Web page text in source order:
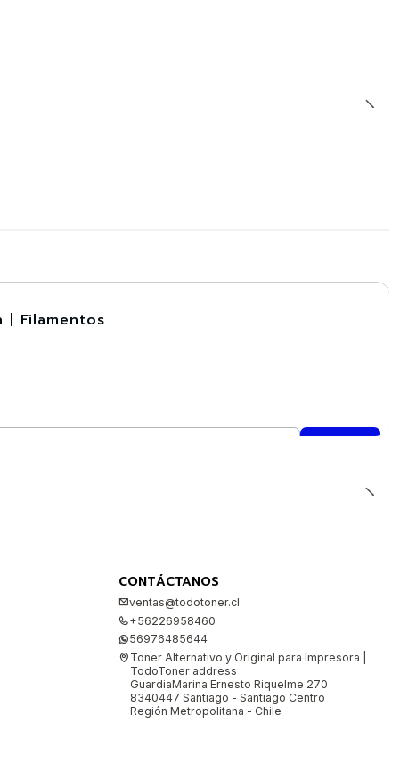
| Filamentos
CONTÁCTANOS
ventas@todotoner.cl
+56226958460
56976485644
Toner Alternativo y Original para Impresora |
TodoToner address
GuardiaMarina Ernesto Riquelme 270
8340447 Santiago - Santiago Centro
Región Metropolitana - Chile